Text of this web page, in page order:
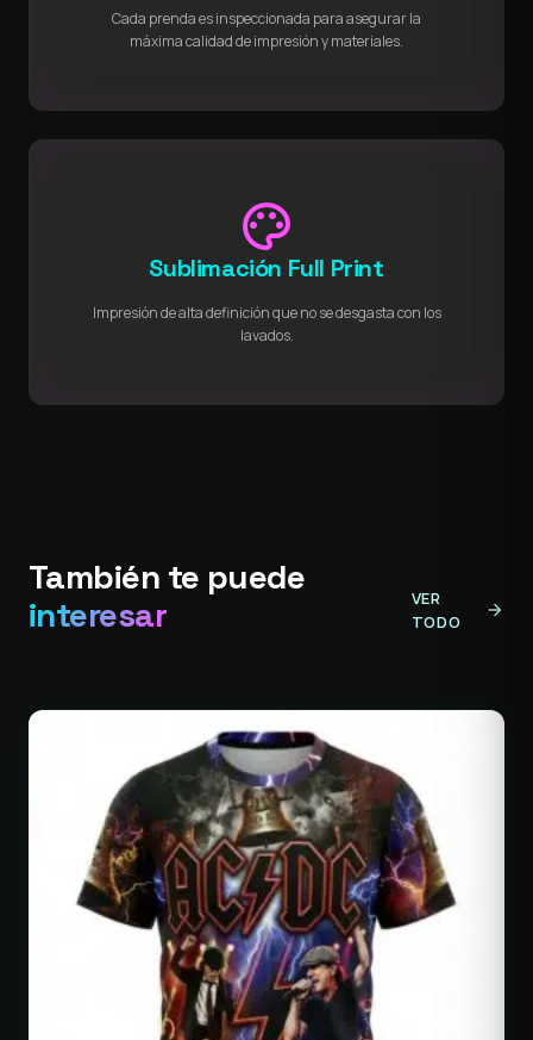
Cada prenda es inspeccionada para asegurar la
máxima calidad de impresión y materiales.
palette
Sublimación Full Print
Impresión de alta definición que no se desgasta con los
lavados.
También te puede
interesar
VER
TODO
arrow_forward